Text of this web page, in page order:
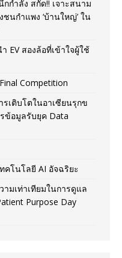
กำลัง สกัด!! เจาะสนาม
ชนกำแพง ‘บ้านใหญ่’ ใน
EV สองล้อที่เข้าใจผู้ใช้
Competition
รเติบโตในอาเซียนรุกข
ข้อมูลรับยุค Data
คโนโลยี AI อัจฉริยะ
ามเท่าเทียมในการดูแล
Purpose Day